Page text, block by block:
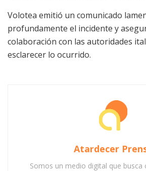
Volotea emitió un comunicado
profundamente el incidente y
colaboración con las autoridades
esclarecer lo ocurrido.
Atardecer
Somos un medio digital que busca